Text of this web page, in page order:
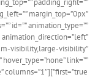
margin_top=”0px”
id=”” animation_type=””
visibility,large-visibility”
link=””
columns=”1″